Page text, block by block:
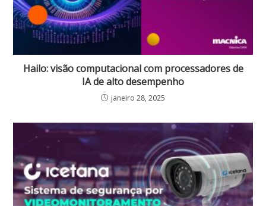
Hailo: visão computacional com processadores de
IA de alto desempenho
janeiro 28, 2025